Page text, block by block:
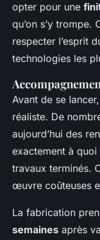
opter pour une
qu’on s’y trompe.
respecter l’esprit
technologies les
Avant de se
réaliste. De
aujourd’hui des
exactement à
travaux terminés.
œuvre coûteuses
La fabrication
semaines après